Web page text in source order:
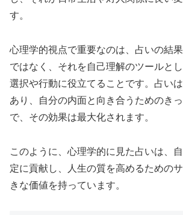
す。
心理学的視点で重要なのは、占いの結
ではなく、それを自己理解のツールと
選択や行動に役立てることです。占い
あり、自分の内面と向き合うためのき
で、その効果は最大化されます。
このように、心理学的に見た占いは、
定に貢献し、人生の質を高めるための
きな価値を持っています。